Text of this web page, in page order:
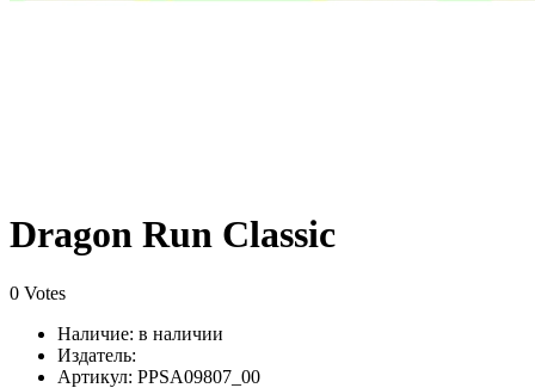
Dragon Run Classic
0 Votes
Наличие: в наличии
Издатель:
Артикул: PPSA09807_00